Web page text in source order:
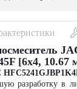
[6x4, 10.67
разработку в